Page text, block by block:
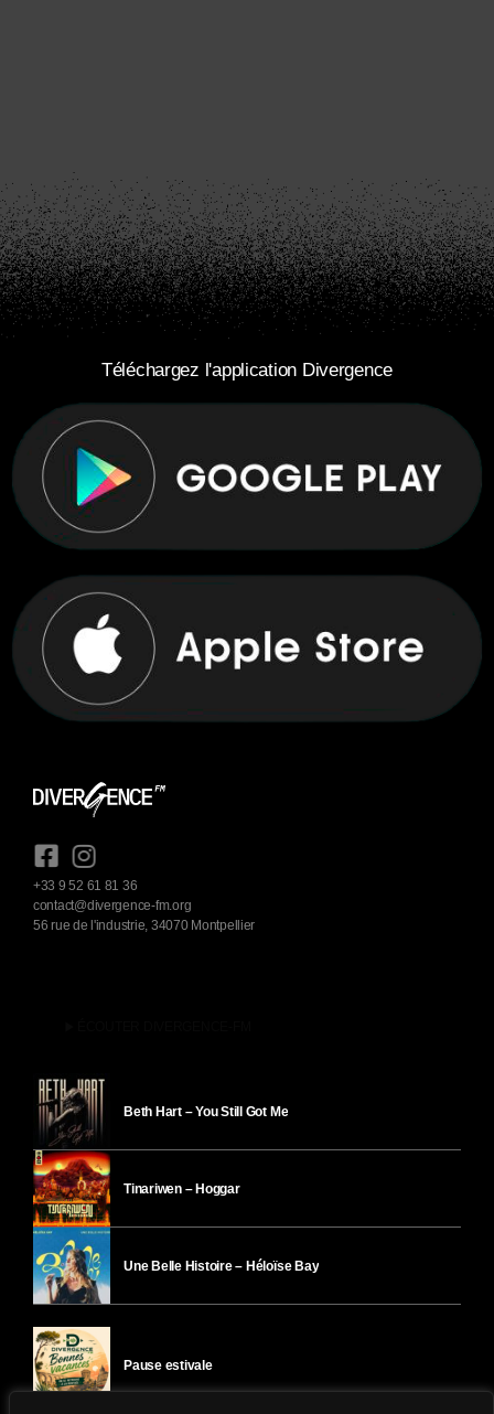
Téléchargez l'application Divergence
+33 9 52 61 81 36
contact@divergence-fm.org
56 rue de l'industrie, 34070 Montpellier
Beth Hart – You Still Got Me
Tinariwen – Hoggar
Une Belle Histoire – Héloïse Bay
Pause estivale